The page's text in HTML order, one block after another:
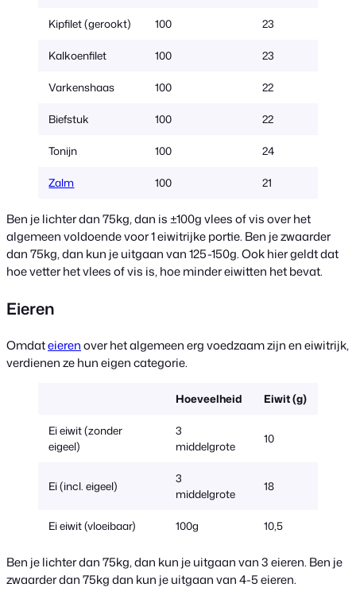
Kipfilet (gerookt) 100 23
Kalkoenfilet 100 23
Varkenshaas 100 22
Biefstuk 100 22
Tonijn 100 24
Zalm 100 21
Ben je lichter dan 75kg, dan is ±100g vlees of vis over het
algemeen voldoende voor 1 eiwitrijke portie. Ben je zwaarder
dan 75kg, dan kun je uitgaan van 125-150g. Ook hier geldt dat
hoe vetter het vlees of vis is, hoe minder eiwitten het bevat.
Eieren
Omdateierenover het algemeen erg voedzaam zijn en eiwitrijk,
verdienen ze hun eigen categorie.
Hoeveelheid Eiwit (g)
Ei eiwit (zonder
eigeel)
3
middelgrote
10
Ei (incl. eigeel)
3
middelgrote
18
Ei eiwit (vloeibaar) 100g 10,5
Ben je lichter dan 75kg, dan kun je uitgaan van 3 eieren. Ben je
zwaarder dan 75kg dan kun je uitgaan van 4-5 eieren.